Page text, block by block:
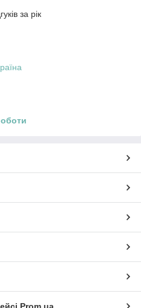
за рік
Prom.ua